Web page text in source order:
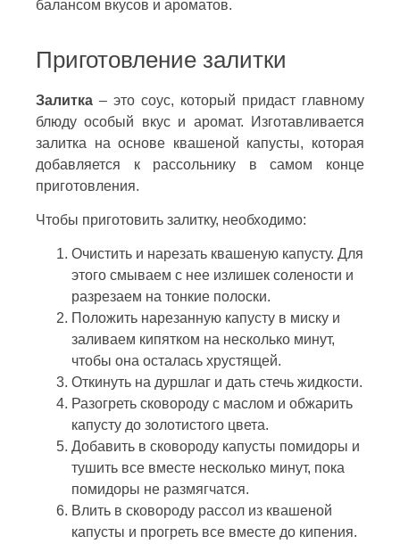
балансом вкусов и ароматов.
Приготовление залитки
Залитка – это соус, который придаст главному
блюду особый вкус и аромат. Изготавливается
залитка на основе квашеной капусты, которая
добавляется к рассольнику в самом конце
приготовления.
Чтобы приготовить залитку, необходимо:
Очистить и нарезать квашеную капусту. Для
этого смываем с нее излишек солености и
разрезаем на тонкие полоски.
Положить нарезанную капусту в миску и
заливаем кипятком на несколько минут,
чтобы она осталась хрустящей.
Откинуть на дуршлаг и дать стечь жидкости.
Разогреть сковороду с маслом и обжарить
капусту до золотистого цвета.
Добавить в сковороду капусты помидоры и
тушить все вместе несколько минут, пока
помидоры не размягчатся.
Влить в сковороду рассол из квашеной
капусты и прогреть все вместе до кипения.